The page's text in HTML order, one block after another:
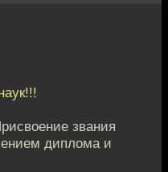
звания
диплома и